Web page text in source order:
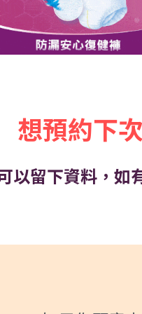
想預約下
以留下資料，如